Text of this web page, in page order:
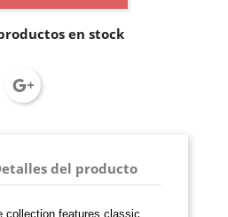
en stock
del producto
collection features classic